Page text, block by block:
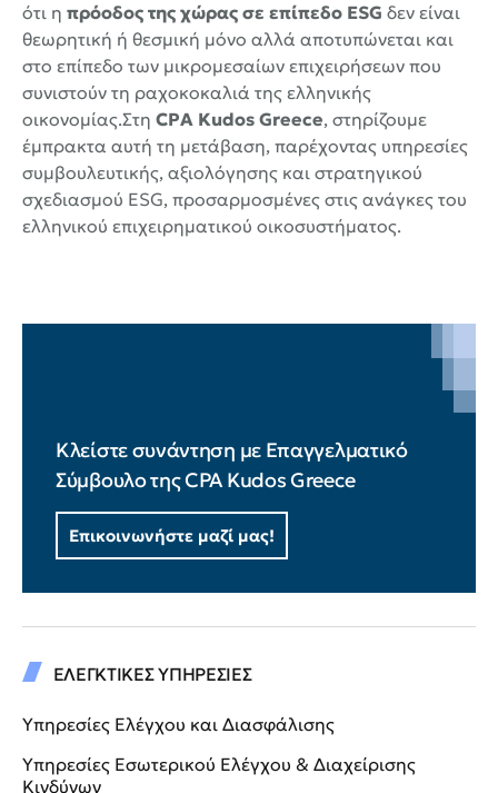
ότι η πρόοδος της χώρας σε επίπεδο ESG δεν είναι
θεωρητική ή θεσμική μόνο αλλά αποτυπώνεται και
στο επίπεδο των μικρομεσαίων επιχειρήσεων που
συνιστούν τη ραχοκοκαλιά της ελληνικής
οικονομίας.Στη CPA Kudos Greece, στηρίζουμε
έμπρακτα αυτή τη μετάβαση, παρέχοντας υπηρεσίες
συμβουλευτικής, αξιολόγησης και στρατηγικού
σχεδιασμού ESG, προσαρμοσμένες στις ανάγκες του
ελληνικού επιχειρηματικού οικοσυστήματος.
Κλείστε συνάντηση με Επαγγελματικό
Σύμβουλο της CPA Kudos Greece
Επικοινωνήστε μαζί μας!
ΕΛΕΓΚΤΙΚΕΣ ΥΠΗΡΕΣΙΕΣ
Υπηρεσίες Ελέγχου και Διασφάλισης
Υπηρεσίες Εσωτερικού Ελέγχου & Διαχείρισης
Κινδύνων